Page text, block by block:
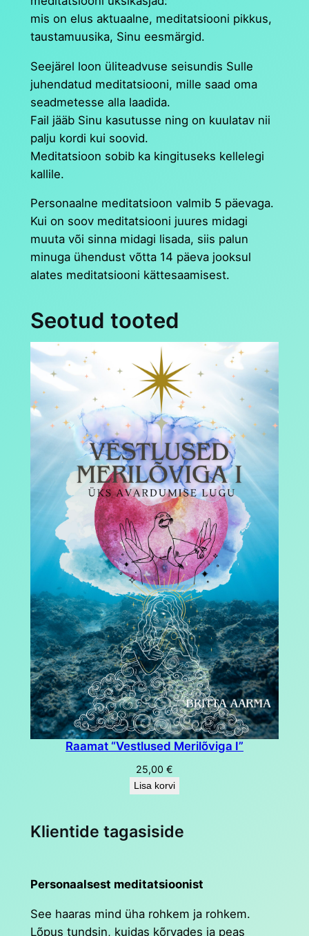
mis on elus aktuaalne, meditatsiooni pikkus,
taustamuusika, Sinu eesmärgid.
Seejärel loon üliteadvuse seisundis Sulle
juhendatud meditatsiooni, mille saad oma
seadmetesse alla laadida.
Fail jääb Sinu kasutusse ning on kuulatav nii
palju kordi kui soovid.
Meditatsioon sobib ka kingituseks kellelegi
kallile.
Personaalne meditatsioon valmib 5 päevaga.
Kui on soov meditatsiooni juures midagi
muuta või sinna midagi lisada, siis palun
minuga ühendust võtta 14 päeva jooksul
alates meditatsiooni kättesaamisest.
Seotud tooted
Raamat “Vestlused Merilõviga I”
25,00 €
Lisa korvi
Klientide tagasiside
Personaalsest meditatsioonist
See haaras mind üha rohkem ja rohkem.
Lõpus tundsin, kuidas kõrvades ja peas